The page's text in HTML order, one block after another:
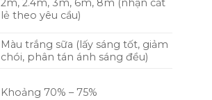
2m, 2.4m, 3m, 6m, 8m (nhận cắt
lẻ theo yêu cầu)
Màu trắng sữa (lấy sáng tốt, giảm
chói, phân tán ánh sáng đều)
Khoảng 70% – 75%